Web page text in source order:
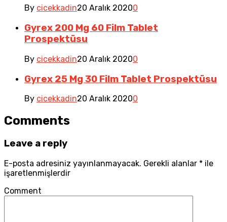
By cicekkadin20 Aralık 20200
Gyrex 200 Mg 60 Film Tablet
Prospektüsu
By cicekkadin20 Aralık 20200
Gyrex 25 Mg 30 Film Tablet Prospektüsu
By cicekkadin20 Aralık 20200
Comments
Leave a reply
E-posta adresiniz yayınlanmayacak. Gerekli alanlar * ile
işaretlenmişlerdir
Comment